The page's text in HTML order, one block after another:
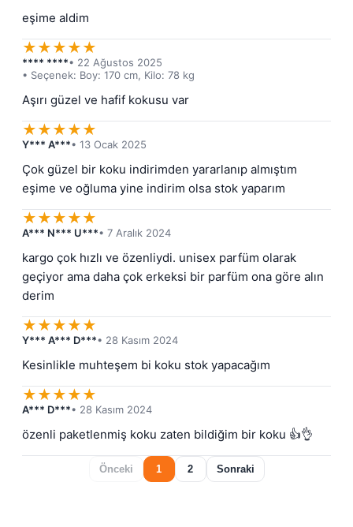
eşime aldim
★★★★★
**** ****• 22 Ağustos 2025
• Seçenek: Boy: 170 cm, Kilo: 78 kg
Aşırı güzel ve hafif kokusu var
★★★★★
Y*** A***• 13 Ocak 2025
Çok güzel bir koku indirimden yararlanıp almıştım
eşime ve oğluma yine indirim olsa stok yaparım
★★★★★
A*** N*** U***• 7 Aralık 2024
kargo çok hızlı ve özenliydi. unisex parfüm olarak
geçiyor ama daha çok erkeksi bir parfüm ona göre alın
derim
★★★★★
Y*** A*** D***• 28 Kasım 2024
Kesinlikle muhteşem bi koku stok yapacağım
★★★★★
A*** D***• 28 Kasım 2024
özenli paketlenmiş koku zaten bildiğim bir koku 👍👌
Önceki 1 2 Sonraki